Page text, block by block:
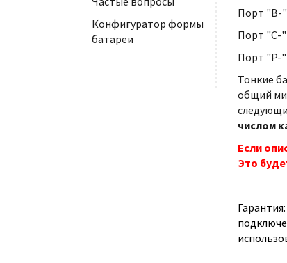
Конфигуратор формы
батареи
Порт "B-"
Порт "С-"
Порт "P-"
Тонкие
общий
числом
Если
Это